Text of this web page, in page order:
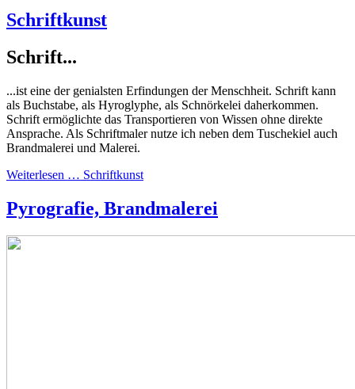
Schriftkunst
Schrift...
...ist eine der genialsten Erfindungen der Menschheit. Schrift kann
als Buchstabe, als Hyroglyphe, als Schnörkelei daherkommen.
Schrift ermöglichte das Transportieren von Wissen ohne direkte
Ansprache. Als Schriftmaler nutze ich neben dem Tuschekiel auch
Brandmalerei und Malerei.
Weiterlesen … Schriftkunst
Pyrografie, Brandmalerei